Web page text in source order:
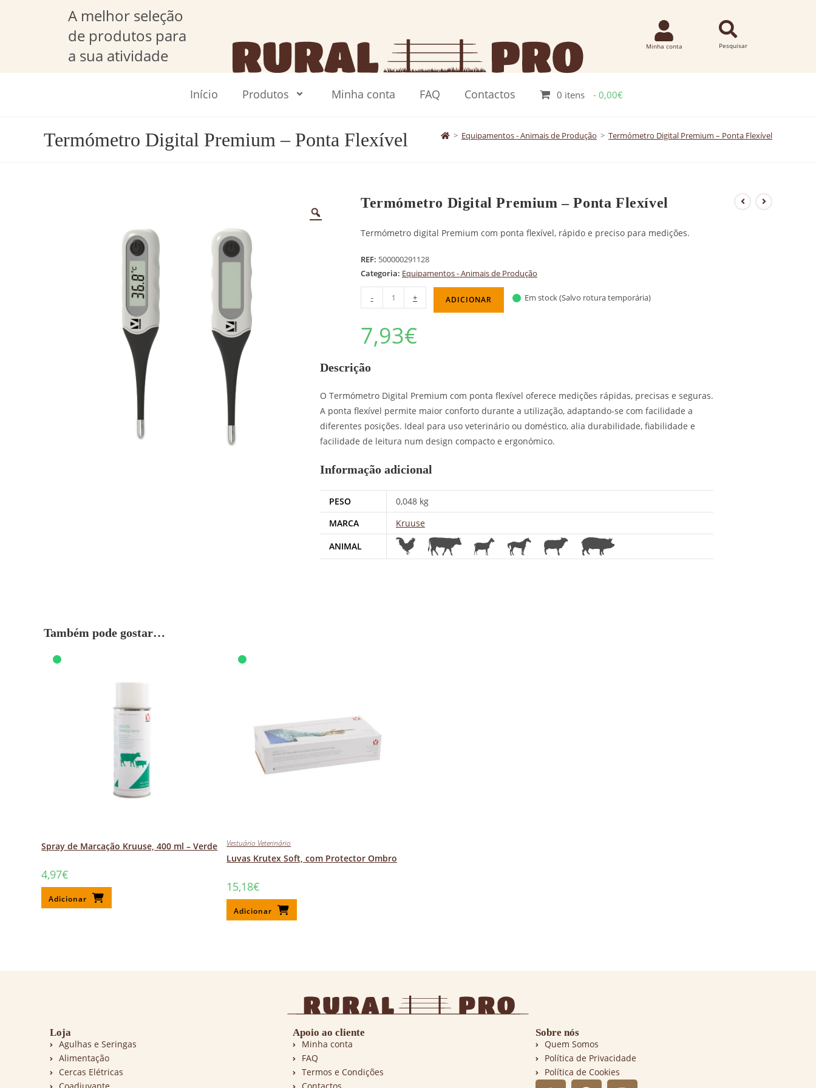
A melhor seleção
de produtos para
a sua atividade
Início Produtos Minha conta FAQ Contactos 0 itens 0,00€
Termómetro Digital Premium – Ponta Flexível > Equipamentos - Animais de Produção > Termómetro Digital Premium – Ponta Flexível
Termómetro Digital Premium – Ponta Flexível
Termómetro digital Premium com ponta flexível, rápido e preciso para medições.
REF: 500000291128
Categoria: Equipamentos - Animais de Produção
- + ADICIONAR Em stock (Salvo rotura temporária)
7,93€
Descrição
O Termómetro Digital Premium com ponta flexível oferece medições rápidas, precisas e seguras.
A ponta flexível permite maior conforto durante a utilização, adaptando-se com facilidade a
diferentes posições. Ideal para uso veterinário ou doméstico, alia durabilidade, fiabilidade e
facilidade de leitura num design compacto e ergonómico.
Informação adicional
PESO
0,048 kg
MARCA
Kruuse
ANIMAL
Também pode gostar…
Spray de Marcação Kruuse, 400 ml – Verde
4,97€
Adicionar
Vestuário Veterinário
Luvas Krutex Soft, com Protector Ombro
15,18€
Adicionar
Loja
Agulhas e Seringas
Alimentação
Cercas Elétricas
Apoio ao cliente
Minha conta
FAQ
Termos e Condições
Sobre nós
Quem Somos
Política de Privacidade
Política de Cookies